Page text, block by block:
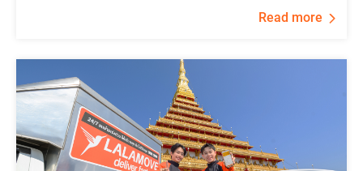
Read more